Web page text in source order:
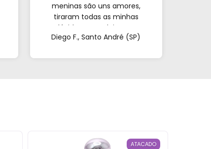
meninas são uns amores,
tiraram todas as minhas
dúvidas e me deixaram
super à vontade. É
mãos vazias!"
Diego F., Santo André (SP)
ATACADO